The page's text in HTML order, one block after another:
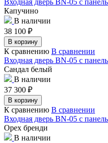
Капучино
В наличии
38 100 ₽
В корзину
К сравнению В сравнении
Входная дверь BN-05 с
Сандал белый
В наличии
37 300 ₽
В корзину
К сравнению В сравнении
Входная дверь BN-05 с
Орех бренди
В наличии